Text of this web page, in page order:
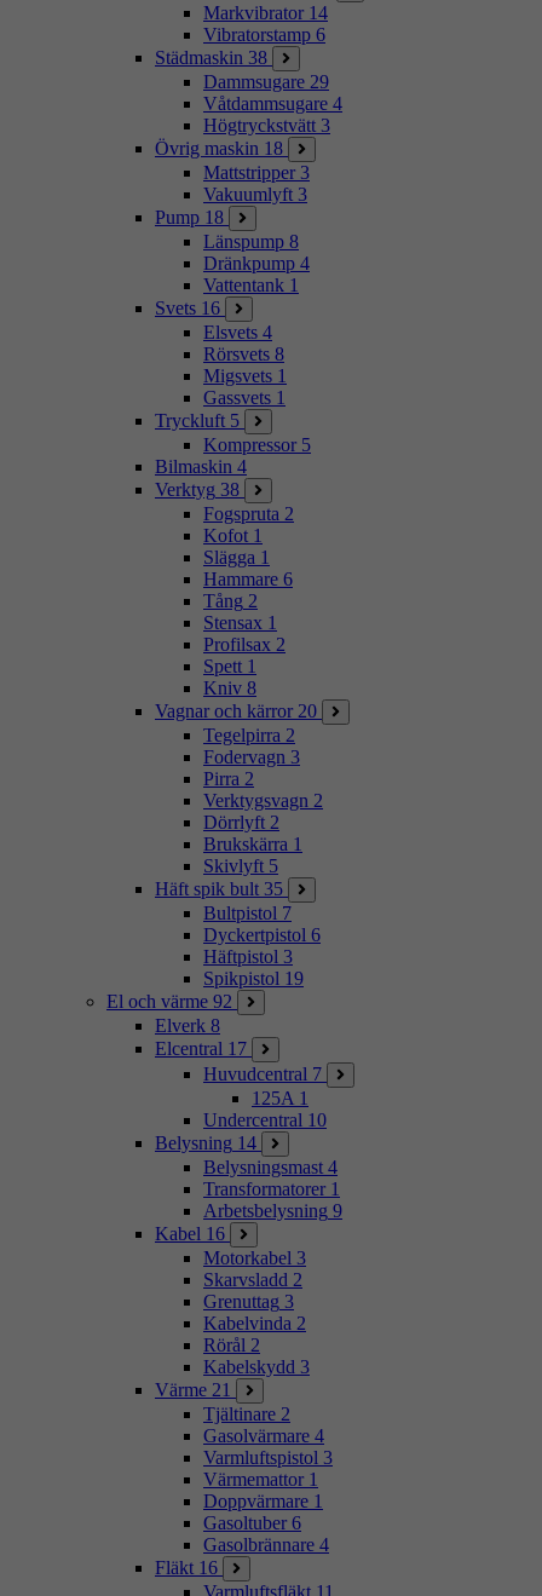
Markvibrator 14
Vibratorstamp 6
Städmaskin 38
Dammsugare 29
Våtdammsugare 4
Högtryckstvätt 3
Övrig maskin 18
Mattstripper 3
Vakuumlyft 3
Pump 18
Länspump 8
Dränkpump 4
Vattentank 1
Svets 16
Elsvets 4
Rörsvets 8
Migsvets 1
Gassvets 1
Tryckluft 5
Kompressor 5
Bilmaskin 4
Verktyg 38
Fogspruta 2
Kofot 1
Slägga 1
Hammare 6
Tång 2
Stensax 1
Profilsax 2
Spett 1
Kniv 8
Vagnar och kärror 20
Tegelpirra 2
Fodervagn 3
Pirra 2
Verktygsvagn 2
Dörrlyft 2
Brukskärra 1
Skivlyft 5
Häft spik bult 35
Bultpistol 7
Dyckertpistol 6
Häftpistol 3
Spikpistol 19
El och värme 92
Elverk 8
Elcentral 17
Huvudcentral 7
125A 1
Undercentral 10
Belysning 14
Belysningsmast 4
Transformatorer 1
Arbetsbelysning 9
Kabel 16
Motorkabel 3
Skarvsladd 2
Grenuttag 3
Kabelvinda 2
Rörål 2
Kabelskydd 3
Värme 21
Tjältinare 2
Gasolvärmare 4
Varmluftspistol 3
Värmemattor 1
Doppvärmare 1
Gasoltuber 6
Gasolbrännare 4
Fläkt 16
Varmluftsfläkt 11